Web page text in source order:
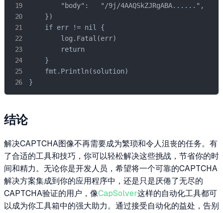
        "body":   "/9j/4AAQSkZJRgABA......",
    })
    if err != nil {
        log.Fatal(err)
        return
    }
    fmt.Println(solution)
}
结论
解决CAPTCHA图像不再需要成为繁琐和令人沮丧的任务。有
了合适的工具和技巧，你可以轻松解决这些挑战，节省你的时
间和精力。无论你是开发人员，希望将一个可靠的CAPTCHA
解决方案集成到你的应用程序中，还是只是厌倦了无尽的
CAPTCHA验证的用户，像CapSolver这样的自动化工具都可
以成为你工具箱中的强大助力。通过接受自动化的益处，告别